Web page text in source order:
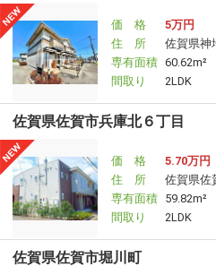
価 格
5万円
住 所
佐賀県神
専有面積 60.62m²
間取り
2LDK
佐賀県佐賀市兵庫北６丁目
価 格
5.70万円
住 所
佐賀県佐
専有面積 59.82m²
間取り
2LDK
佐賀県佐賀市堀川町